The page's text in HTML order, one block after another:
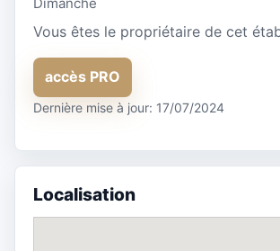
Vous êtes le propriétaire de cet
accès PRO
Dernière mise à jour: 17/07/2024
Localisation